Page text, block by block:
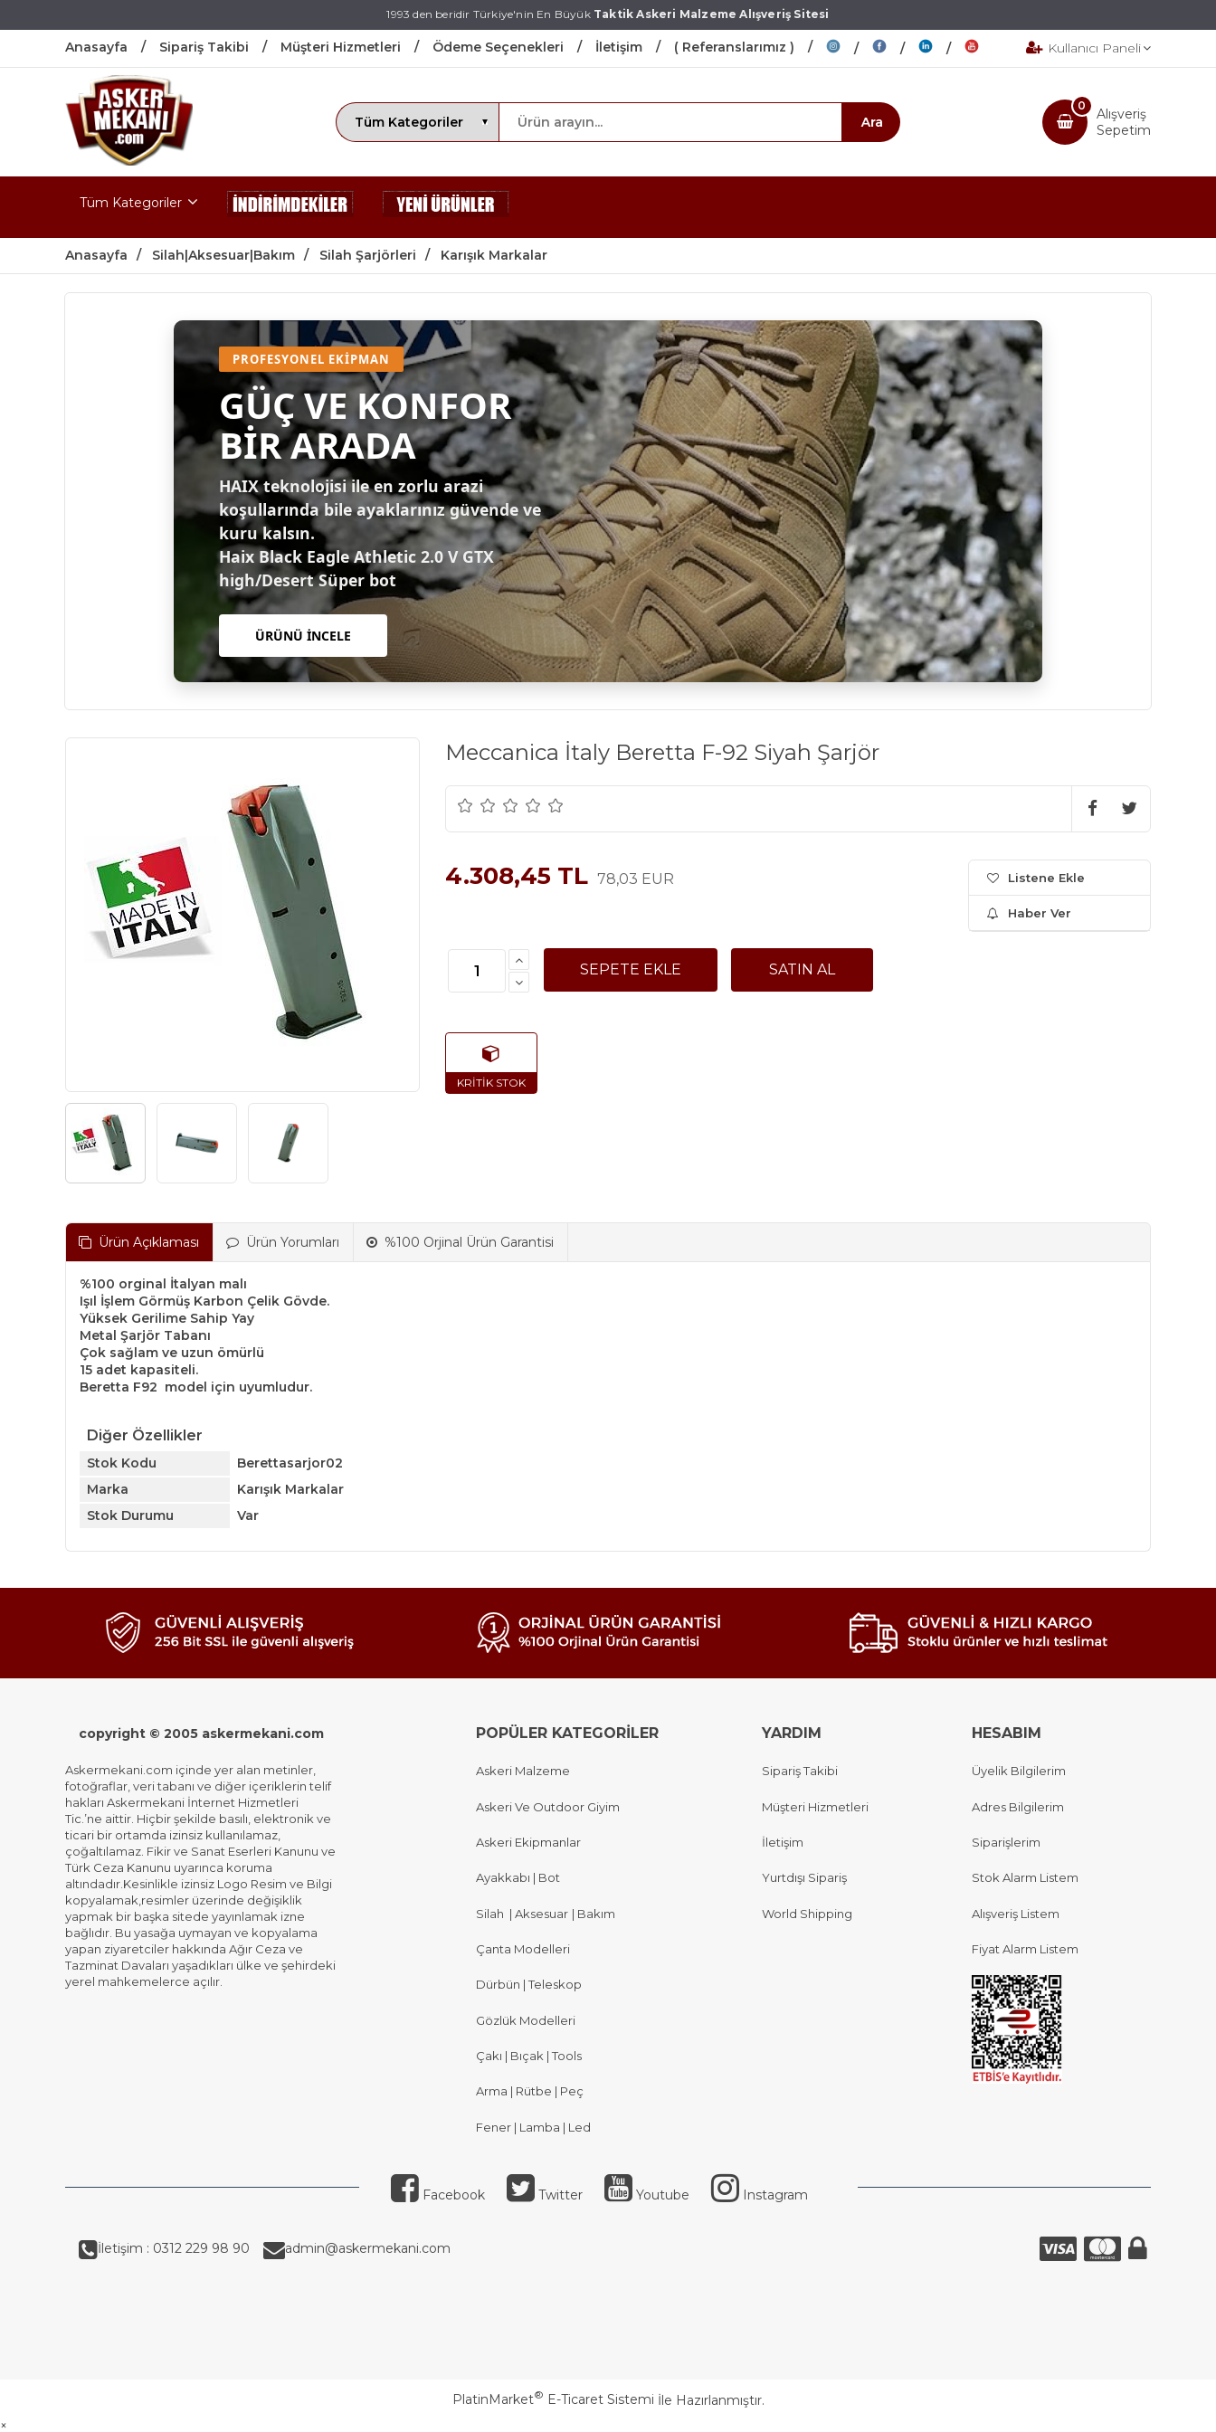
1993 den beridir Türkiye'nin En BüyükTaktik Askeri Malzeme Alışveriş Sitesi
Anasayfa Sipariş Takibi Müşteri Hizmetleri Ödeme Seçenekleri İletişim ( Referanslarımız ) Kullanıcı Paneli
Alışveriş
Sepetim
0
Tüm Kategoriler
Anasayfa Silah|Aksesuar|Bakım Silah Şarjörleri Karışık Markalar
PROFESYONEL EKIPMAN
GÜÇ VE KONFOR
BİR ARADA
HAIX teknolojisi ile en zorlu arazi
koşullarında bile ayaklarınız güvende ve
kuru kalsın.
Haix Black Eagle Athletic 2.0 V GTX
high/Desert Süper bot
ÜRÜNÜ İNCELE
Meccanica İtaly Beretta F-92 Siyah Şarjör
4.308,45 TL 78,03 EUR Listene Ekle
Haber Ver
Ürün Açıklaması Ürün Yorumları %100 Orjinal Ürün Garantisi
%100 orginal İtalyan malı
Işıl İşlem Görmüş Karbon Çelik Gövde.
Yüksek Gerilime Sahip Yay
Metal Şarjör Tabanı
Çok sağlam ve uzun ömürlü
15 adet kapasiteli.
Beretta F92 model için uyumludur.
Diğer Özellikler
Stok Kodu
Berettasarjor02
Marka
Karışık Markalar
Stok Durumu
Var
copyright © 2005 askermekani.com
Askermekani.com içinde yer alan metinler,
fotoğraflar, veri tabanı ve diğer içeriklerin telif
hakları Askermekani İnternet Hizmetleri
Tic.’ne aittir. Hiçbir şekilde basılı, elektronik ve
ticari bir ortamda izinsiz kullanılamaz,
çoğaltılamaz. Fikir ve Sanat Eserleri Kanunu ve
Türk Ceza Kanunu uyarınca koruma
altındadır.Kesinlikle izinsiz Logo Resim ve Bilgi
kopyalamak,resimler üzerinde değişiklik
yapmak bir başka sitede yayınlamak izne
bağlıdır. Bu yasağa uymayan ve kopyalama
yapan ziyaretciler hakkında Ağır Ceza ve
Tazminat Davaları yaşadıkları ülke ve şehirdeki
yerel mahkemelerce açılır.
POPÜLER KATEGORİLER
Askeri Malzeme
Askeri Ve Outdoor Giyim
Askeri Ekipmanlar
Ayakkabı | Bot
Silah | Aksesuar | Bakım
Çanta Modelleri
Dürbün | Teleskop
Gözlük Modelleri
Çakı | Bıçak | Tools
Arma | Rütbe | Peç
Fener | Lamba | Led
YARDIM
Sipariş Takibi
Müşteri Hizmetleri
İletişim
Yurtdışı Sipariş
World Shipping
HESABIM
Üyelik Bilgilerim
Adres Bilgilerim
Siparişlerim
Stok Alarm Listem
Alışveriş Listem
Fiyat Alarm Listem
Facebook Twitter Youtube Instagram
İletişim : 0312 229 98 90 admin@askermekani.com
PlatinMarket® E-Ticaret Sistemi İle Hazırlanmıştır.
×